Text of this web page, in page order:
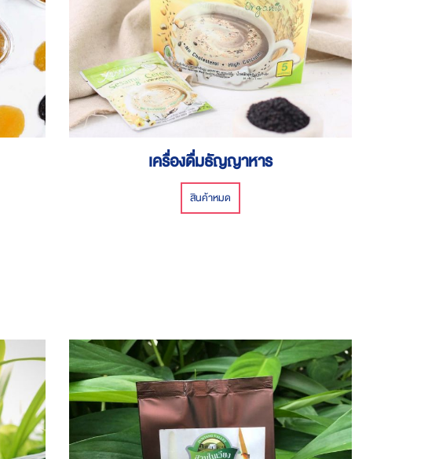
เครื่องดื่มธัญญาหาร
สินค้าหมด